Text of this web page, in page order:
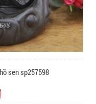
sen sp257598